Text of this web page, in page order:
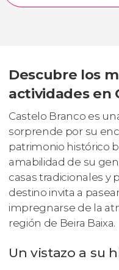
Descubre los
actividades en
Castelo Branco es
sorprende por su
patrimonio histórico
amabilidad de su
casas tradicionales y
destino invita a
impregnarse de la
región de Beira Baixa.
Un vistazo a su